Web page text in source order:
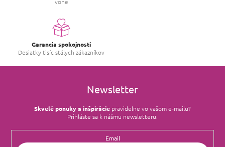
vône
Garancia spokojnosti
Desiatky tisíc stálych zákazníkov
Newsletter
Skvelé ponuky a inšpirácie pravidelne vo vašom e‑mailu?
Prihláste sa k nášmu newsletteru.
Email